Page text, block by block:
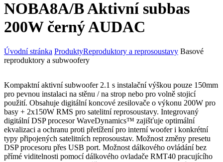
NOBA8A/B Aktivní subbas
200W černý AUDAC
Úvodní stránka ProduktyReproduktory a reprosoustavy Basové
reproduktory a subwoofery
Kompaktní aktivní subwoofer 2.1 s instalační výškou pouze 150mm
pro pevnou instalaci na stěnu / na strop nebo pro volně stojicí
použití. Obsahuje digitální koncové zesilovače o výkonu 200W pro
basy + 2x150W RMS pro satelitní reprosoustavy. Integrovaný
digitální DSP procesor WaveDynamics™ zajišťuje optimální
ekvalizaci a ochranu proti přetížení pro interní woofer i konkrétní
typy připojených satelitních reprosoustav. Možnost změny presetu
DSP procesoru přes USB port. Možnost dálkového ovládání bez
přímé viditelnosti pomocí dálkového ovladače RMT40 pracujícího